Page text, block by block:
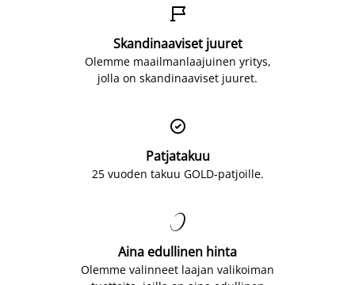

Skandinaaviset juuret
Olemme maailmanlaajuinen yritys,
jolla on skandinaaviset juuret.

Patjatakuu
25 vuoden takuu GOLD-patjoille.

Aina edullinen hinta
Olemme valinneet laajan valikoiman